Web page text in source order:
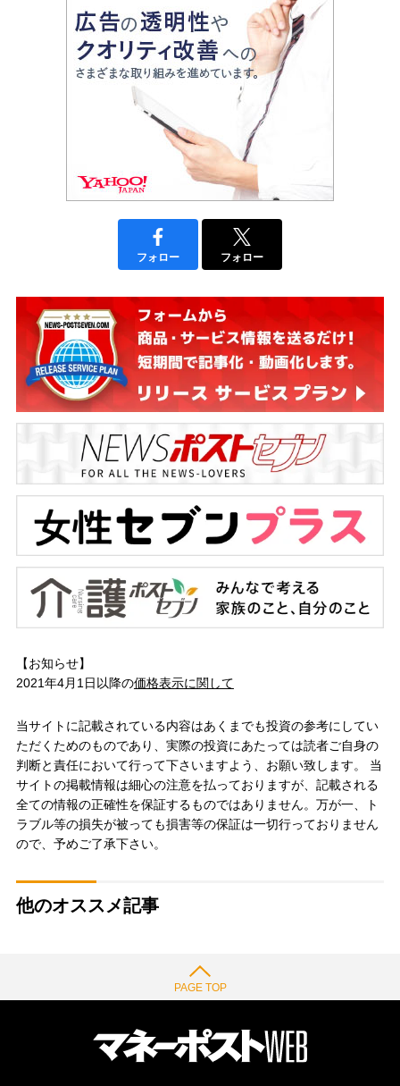
フォロー フォロー
【お知らせ】
2021年4月1日以降の価格表示に関して
当サイトに記載されている内容はあくまでも投資の参考にしてい
ただくためのものであり、実際の投資にあたっては読者ご自身の
判断と責任において行って下さいますよう、お願い致します。 当
サイトの掲載情報は細心の注意を払っておりますが、記載される
全ての情報の正確性を保証するものではありません。万が一、ト
ラブル等の損失が被っても損害等の保証は一切行っておりません
ので、予めご了承下さい。
他のオススメ記事
PAGE TOP